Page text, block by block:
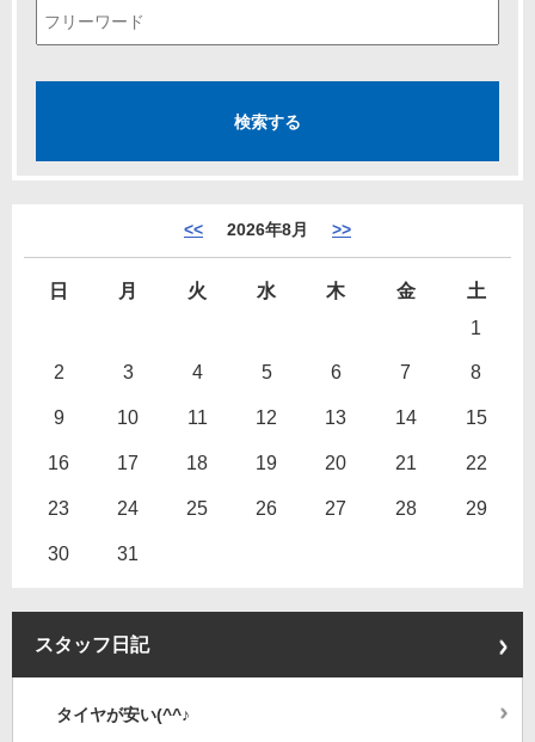
<< 2026年8月 >>
日 月 火 水 木 金
土
1
2 3 4 5 6 7 8
9 10 11 12 13 14 15
16 17 18 19 20 21 22
23 24 25 26 27 28 29
30 31
スタッフ日記
タイヤが安い(^^♪